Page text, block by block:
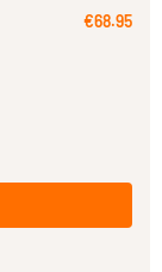
€68.95